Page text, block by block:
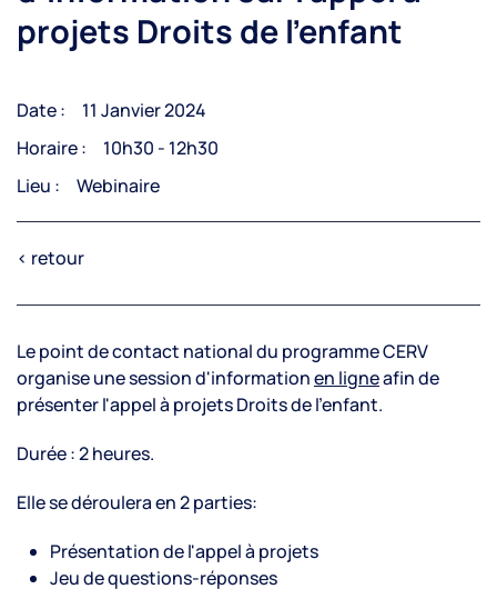
projets Droits de l'enfant
Date :
11 Janvier 2024
Horaire :
10h30 - 12h30
Lieu :
Webinaire
< retour
Le point de contact national du programme CERV
organise une session d'informationen ligneafin de
présenter l'appel à projets Droits de l'enfant.
Durée : 2 heures.
Elle se déroulera en 2 parties:
Présentation de l'appel à projets
Jeu de questions-réponses